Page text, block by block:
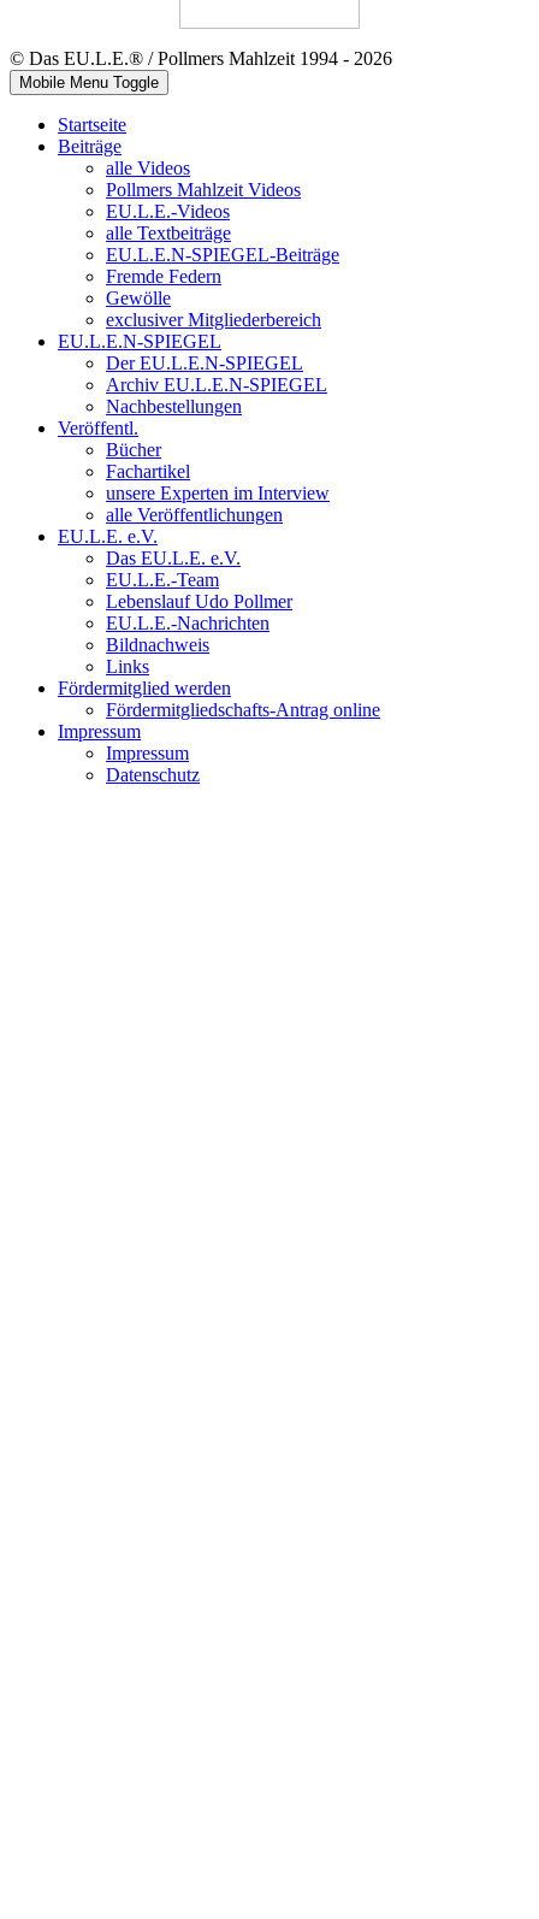
© Das EU.L.E.® / Pollmers Mahlzeit 1994 - 2026
Mobile Menu Toggle
Startseite
Beiträge
alle Videos
Pollmers Mahlzeit Videos
EU.L.E.-Videos
alle Textbeiträge
EU.L.E.N-SPIEGEL-Beiträge
Fremde Federn
Gewölle
exclusiver Mitgliederbereich
EU.L.E.N-SPIEGEL
Der EU.L.E.N-SPIEGEL
Archiv EU.L.E.N-SPIEGEL
Nachbestellungen
Veröffentl.
Bücher
Fachartikel
unsere Experten im Interview
alle Veröffentlichungen
EU.L.E. e.V.
Das EU.L.E. e.V.
EU.L.E.-Team
Lebenslauf Udo Pollmer
EU.L.E.-Nachrichten
Bildnachweis
Links
Fördermitglied werden
Fördermitgliedschafts-Antrag online
Impressum
Impressum
Datenschutz